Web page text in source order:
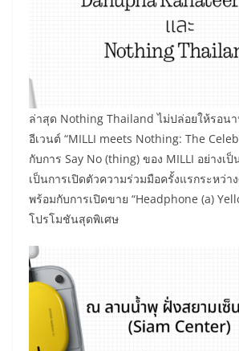
ล่าสุด Nothing Thailand ไม่ปล่อยให้รอน
อีเวนต์ “MILLI meets Nothing: The
กับการ Say No (thing) ของ MILLI อย่างเ
เป็นการเปิดตัวความร่วมมือครั้งแรกระหว่
พร้อมกับการเปิดขาย “Headphone (a)
โปรโมชันสุดพิเศษ